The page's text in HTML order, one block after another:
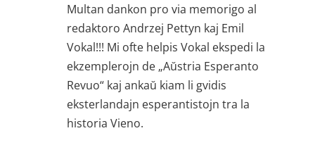
Multan dankon pro via memorigo al
redaktoro Andrzej Pettyn kaj Emil
Vokal!!! Mi ofte helpis Vokal ekspedi la
ekzemplerojn de „Aŭstria Esperanto
Revuo“ kaj ankaŭ kiam li gvidis
eksterlandajn esperantistojn tra la
historia Vieno.